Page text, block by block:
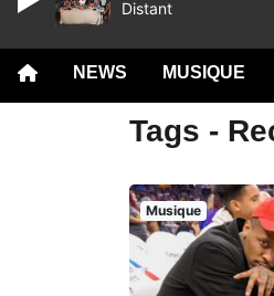
NEWS MUSIQUE
Tags -
Musique
Distant